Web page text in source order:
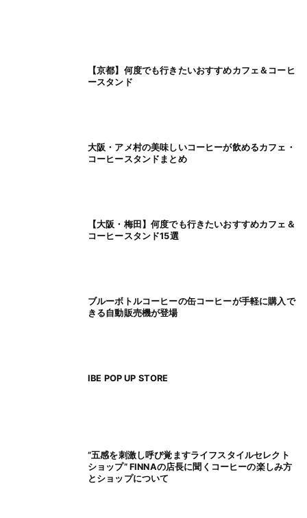
【京都】何度でも行きたいおすすめカフェ＆コーヒ
ースタンド
大阪・アメ村の美味しいコーヒーが飲めるカフェ・
コーヒースタンドまとめ
【大阪・梅田】何度でも行きたいおすすめカフェ＆
コーヒースタンド15選
ブルーボトルコーヒーの缶コーヒーが手軽に購入で
きる自動販売機が登場
IBE POP UP STORE
”五感を刺激し呼び覚ますライフスタイルセレクト
ショップ” FINNAの店長に聞くコーヒーの楽しみ方
とショップについて